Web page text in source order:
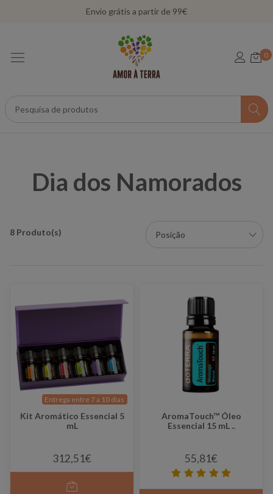
Envio grátis a partir de 99€
0
Dia dos Namorados
8 Produto(s)
Entrega entre 7 a 10 días
Kit Aromático Essencial 5
mL
312,51€
AromaTouch™ Óleo
Essencial 15 mL ..
55,81€